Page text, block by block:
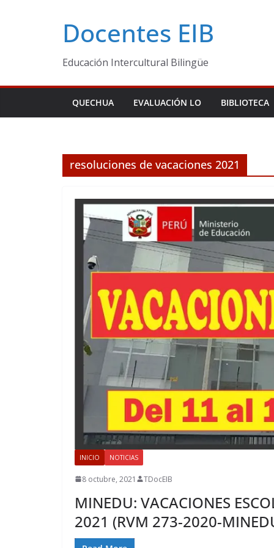
Docentes EIB
Educación Intercultural Bilingüe
QUECHUA EVALUACIÓN LO BIBLIOTECA
resoluciones de vacaciones 2021
INICIO NOTICIAS
8 octubre, 2021 TDocEIB
MINEDU: VACACIONES
2021 (RVM 273-2020-